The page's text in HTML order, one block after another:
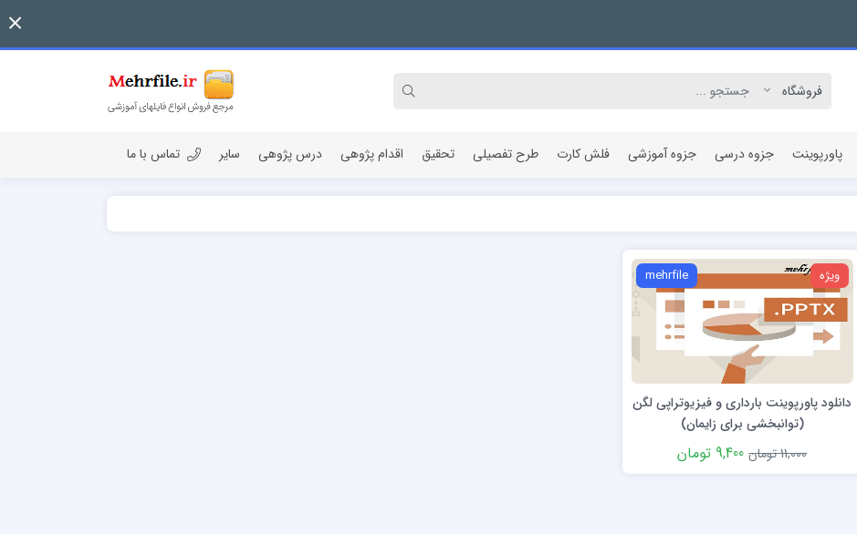
مقاله پژوهشی
پاورپوینت جزوه درسی جزوه آموزشی فلش کارت طرح تفصیلی تحقیق اقدام پژوهی درس پژوهی سایر تماس با ما
ویژه mehrfile
دانلود پاورپوینت بارداری و فیزیوتراپی لگن
(توانبخشی برای زایمان)
11,000 تومان
9,400 تومان